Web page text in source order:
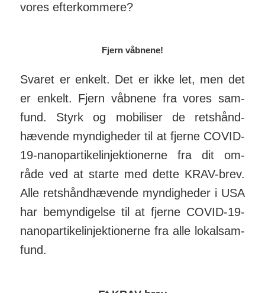
vores efter­kom­mere?
Fjern våbnene!
Svaret er enkelt. Det er ikke let, men det
er enkelt. Fjern våb­nene fra vores sam­
fund. Styrk og mo­biliser de rets­hånd­
hævende myn­dig­heder til at fjerne COVID-
19-nano­par­ti­kel­in­jek­tio­nerne fra dit om­
råde ved at starte med dette KRAV-brev.
Alle rets­hånd­hævende myn­dig­heder i USA
har be­myn­dig­else til at fjerne COVID-19-
nano­par­tikel­in­jek­tio­nerne fra alle lokal­sam­
fund.